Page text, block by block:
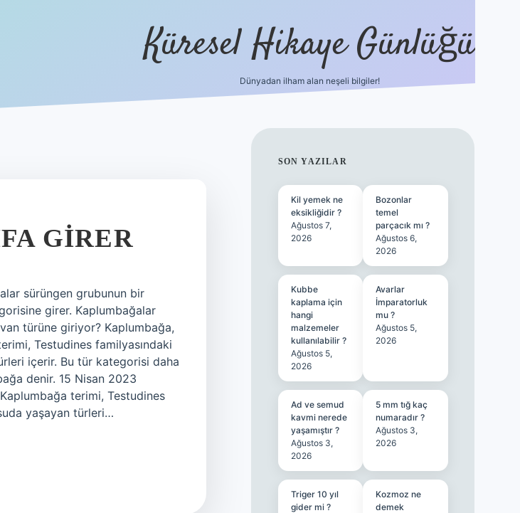
Küresel Hikaye Günlüğü
Dünyadan ilham alan neşeli bilgiler!
GIRER
sürüngen grubunun bir
girer. Kaplumbağalar
türüne giriyor? Kaplumbağa,
Testudines familyasındaki
içerir. Bu tür kategorisi daha
denir. 15 Nisan 2023
terimi, Testudines
yaşayan türleri…
SIDEBAR
SON YAZILAR
Kil yemek ne
eksikliğidir ?
Ağustos 7,
2026
Bozonlar
temel
parçacık mı ?
Ağustos 6,
2026
Kubbe
kaplama için
hangi
malzemeler
kullanılabilir ?
Ağustos 5,
2026
Avarlar
İmparatorluk
mu ?
Ağustos 5,
2026
Ad ve semud
kavmi nerede
yaşamıştır ?
Ağustos 3,
2026
5 mm tığ kaç
numaradır ?
Ağustos 3,
2026
Triger 10 yıl
gider mi ?
Kozmoz ne
demek
betexper